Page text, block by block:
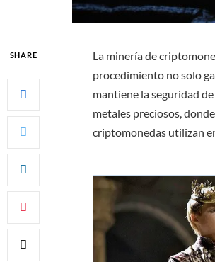
SHARE
La minería de
procedimiento no solo
mantiene la seguridad
metales preciosos,
criptomonedas utilizan